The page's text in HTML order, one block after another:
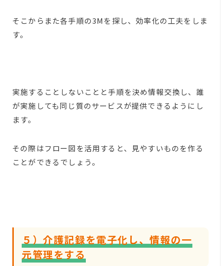
そこからまた各手順の3Mを探し、効率化の工夫をしま
す。
実施することしないことと手順を決め情報交換し、誰
が実施しても同じ質のサービスが提供できるようにし
ます。
その際はフロー図を活用すると、見やすいものを作る
ことができるでしょう。
５）介護記録を電子化し、情報の一
元管理をする